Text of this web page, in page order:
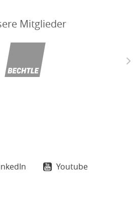
Mitglieder
Youtube